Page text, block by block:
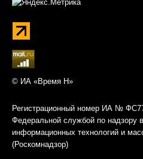
© ИА «Время Н»
Регистрационный номер ИА №
Федеральной службой по надзору
информационных технологий и
(Роскомнадзор)